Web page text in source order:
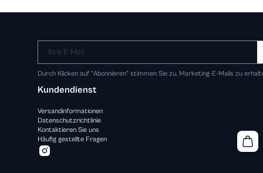
Ihre E-Mail
Durch Klicken auf "Abonnieren" stimmen Sie zu, Marketing-E-Mails zu
Kundendienst
Versandinformationen
Datenschutzrichtlinie
Kontaktieren Sie uns
Häufig gestellte Fragen